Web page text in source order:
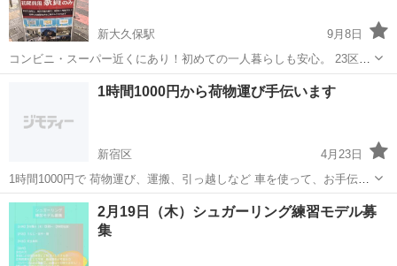
新大久保駅
9月8日
コンビニ・スーパー近くにあり！初めての一人暮らしも安心。 23区内
で色々な物件を紹介致します♪ お問い合わせはこちらまでお気軽にお
問い合わせください♪ スタッフは日本語、英語、中国語、韓国語対応
新大久保駅 引っ越し 物件
1時間1000円から荷物運び手伝います
新宿区
4月23日
1時間1000円で 荷物運び、運搬、引っ越しなど 車を使って、お手伝い
します。 階段の追加料金無し。 搬出入のお手伝いも行います。 ※別
途10キロごとにガソリン代として1000円頂戴いたします。 今なら、キ
ャンペーンに...
東京 新宿区 引っ越し
2月19日（木）シュガーリング練習モデル募
集